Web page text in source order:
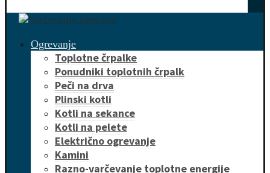
Ogrevanje
Toplotne črpalke
Ponudniki toplotnih črpalk
Peči na drva
Plinski kotli
Kotli na sekance
Kotli na pelete
Električno ogrevanje
Kamini
Razno-varčevanje toplotne energije